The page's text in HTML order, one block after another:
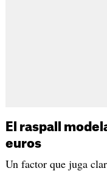
El raspall
euros
Un factor que juga